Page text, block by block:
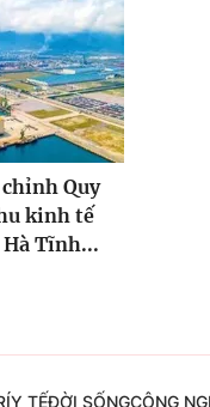
Quy
kinh tế
Tĩnh...
Y TẾĐỜI SỐNGCÔNG